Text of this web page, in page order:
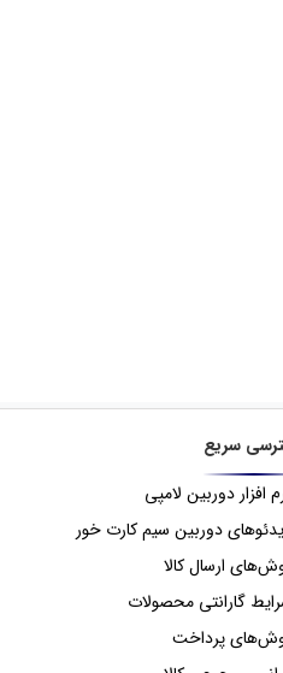
سریع
افزار دوربین لامپی
دوربین سیم کارت خور
ارسال کالا
گارانتی محصولات
پرداخت